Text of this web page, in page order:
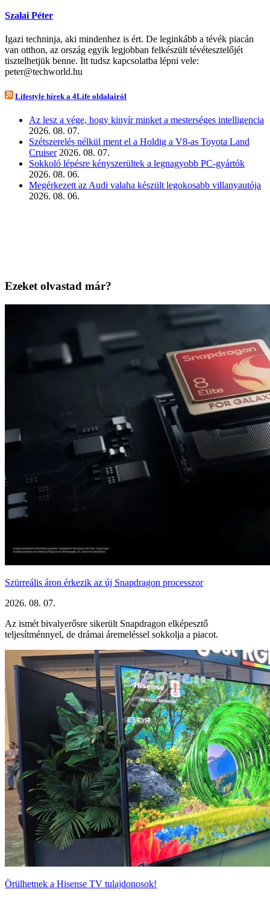
Szalai Péter
Igazi techninja, aki mindenhez is ért. De leginkább a tévék piacán
van otthon, az ország egyik legjobban felkészült tévétesztelőjét
tisztelhetjük benne. Itt tudsz kapcsolatba lépni vele:
peter@techworld.hu
Lifestyle hírek a 4Life oldalairól
Az lesz a vége, hogy kinyír minket a mesterséges intelligencia
2026. 08. 07.
Szétszerelés nélkül ment el a Holdig a V8-as Toyota Land
Cruiser 2026. 08. 07.
Sokkoló lépésre kényszerültek a legnagyobb PC-gyártók
2026. 08. 06.
Megérkezett az Audi valaha készült legokosabb villanyautója
2026. 08. 06.
Ezeket olvastad már?
Szürreális áron érkezik az új Snapdragon processzor
2026. 08. 07.
Az ismét bivalyerősre sikerült Snapdragon elképesztő
teljesítménnyel, de drámai áremeléssel sokkolja a piacot.
Örülhetnek a Hisense TV tulajdonosok!